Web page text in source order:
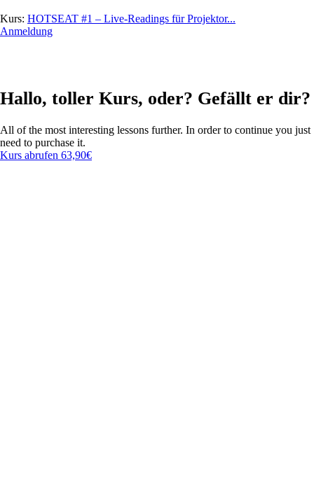
Kurs: HOTSEAT #1 – Live-Readings für Projektor...
Anmeldung
Hallo, toller Kurs, oder? Gefällt er dir?
All of the most interesting lessons further. In order to continue you just
need to purchase it.
Kurs abrufen 63,90€